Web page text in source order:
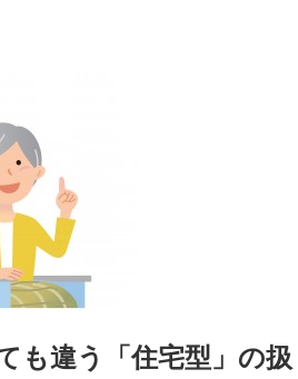
も違う「住宅型」の扱